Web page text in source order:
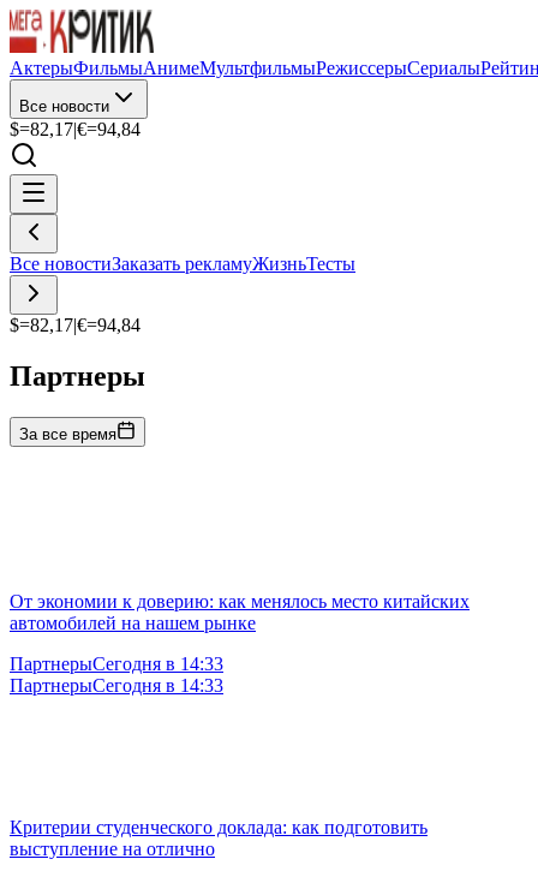
АктерыФильмыАнимеМультфильмыРежиссерыСериалы
Все новости
$=82,17|€=94,84
Все новостиЗаказать рекламуЖизньТесты
$=82,17|€=94,84
Партнеры
За все время
От экономии к доверию: как менялось место китайских
автомобилей на нашем рынке
ПартнерыСегодня в 14:33
ПартнерыСегодня в 14:33
Критерии студенческого доклада: как подготовить
выступление на отлично